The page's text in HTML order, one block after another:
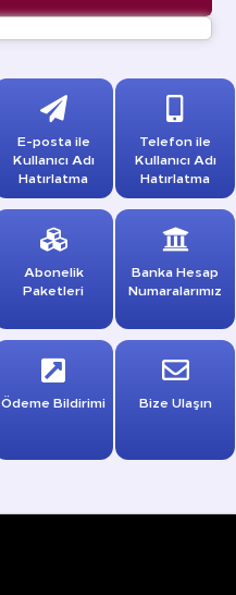
E-posta ile
Kullanıcı Adı
Hatırlatma
Telefon ile
Kullanıcı Adı
Hatırlatma
Abonelik
Paketleri
Banka Hesap
Numaralarımız
Ödeme Bildirimi Bize Ulaşın